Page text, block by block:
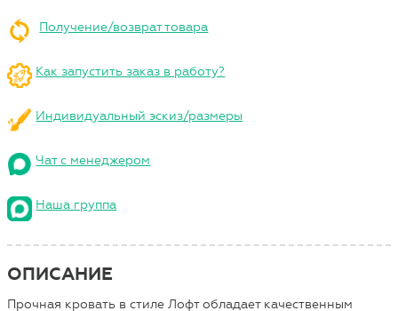
Получение/возврат товара
Как запустить заказ в работу?
Индивидуальный эскиз/размеры
Чат с менеджером
Наша группа
ОПИСАНИЕ
Прочная кровать в стиле Лофт обладает качественным